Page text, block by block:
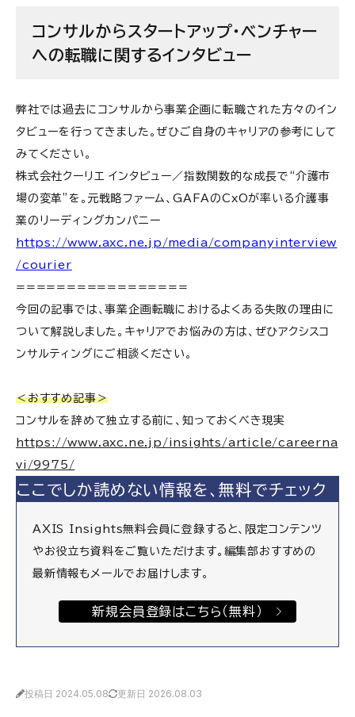
コンサルからスタートアップ・ベンチャー
への転職に関するインタビュー
弊社では過去にコンサルから事業企画に転職された方々のイン
タビューを行ってきました。ぜひご自身のキャリアの参考にして
みてください。
株式会社クーリエ インタビュー／指数関数的な成長で“介護市
場の変革”を。元戦略ファーム、GAFAのCxOが率いる介護事
業のリーディングカンパニー
https://www.axc.ne.jp/media/companyinterview
/courier
=================
今回の記事では、事業企画転職におけるよくある失敗の理由に
ついて解説しました。キャリアでお悩みの方は、ぜひアクシスコ
ンサルティングにご相談ください。
＜おすすめ記事＞
コンサルを辞めて独立する前に、知っておくべき現実
https://www.axc.ne.jp/insights/article/careerna
vi/9975/
ここでしか読めない情報を、無料でチェック
AXIS Insights無料会員に登録すると、限定コンテンツ
やお役立ち資料をご覧いただけます。編集部おすすめの
最新情報もメールでお届けします。
新規会員登録はこちら（無料）
投稿日 2024.05.08 更新日 2026.08.03